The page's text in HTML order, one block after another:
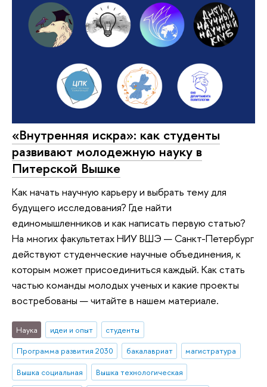
«Внутренняя искра»: как студенты
развивают молодежную науку в
Питерской Вышке
Как начать научную карьеру и выбрать тему для
будущего исследования? Где найти
единомышленников и как написать первую статью?
На многих факультетах НИУ ВШЭ — Санкт-Петербург
действуют студенческие научные объединения, к
которым может присоединиться каждый. Как стать
частью команды молодых ученых и какие проекты
востребованы — читайте в нашем материале.
Наука идеи и опыт
студенты
Программа развития 2030
бакалавриат
магистратура
Вышка социальная
Вышка технологическая